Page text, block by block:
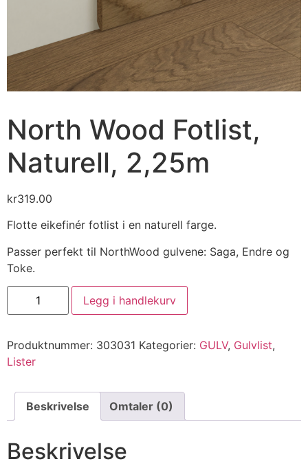
North Wood Fotlist,
Naturell, 2,25m
kr319.00
Flotte eikefinér fotlist i en naturell farge.
Passer perfekt til NorthWood gulvene: Saga, Endre og
Toke.
Legg i handlekurv
Produktnummer: 303031 Kategorier: GULV, Gulvlist,
Lister
Beskrivelse Omtaler (0)
Beskrivelse